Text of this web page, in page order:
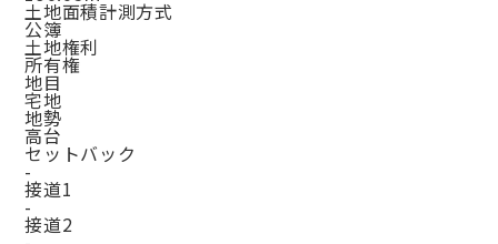
土地面積計測方式
公簿
土地権利
所有権
地目
宅地
地勢
高台
セットバック
-
接道1
-
接道2